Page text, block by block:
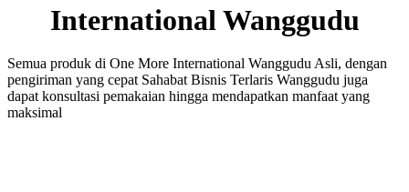
International Wanggudu
Semua produk di One More International Wanggudu Asli, dengan
pengiriman yang cepat Sahabat Bisnis Terlaris Wanggudu juga
dapat konsultasi pemakaian hingga mendapatkan manfaat yang
maksimal